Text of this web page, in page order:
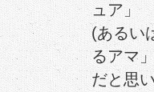
ュア」
(あるい
るアマ
だと思